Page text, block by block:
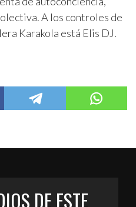
A los controles de
Karakola está Elis DJ​.
DE ESTE